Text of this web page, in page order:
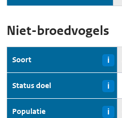
Niet-broedvogels
Soort i
Status doel i
Populatie i